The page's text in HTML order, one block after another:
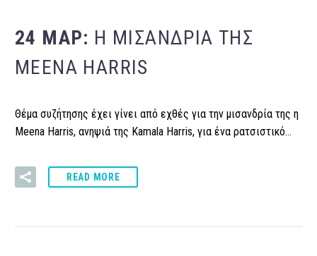
24 ΜΑΡ: Η ΜΙΣΑΝΔΡΊΑ ΤΗΣ
MEENA HARRIS
Θέμα συζήτησης έχει γίνει από εχθές για την μισανδρία της η
Meena Harris, ανηψιά της Kamala Harris, για ένα ρατσιστικό…
READ MORE